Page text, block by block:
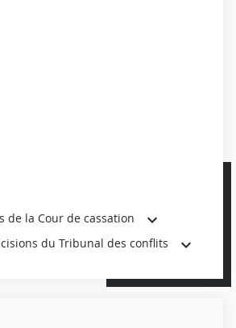
de la Cour de cassation
du Tribunal des conflits